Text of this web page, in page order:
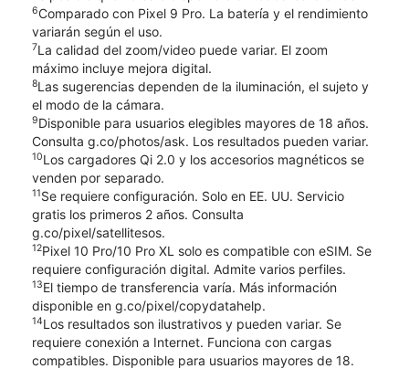
6Comparado con Pixel 9 Pro. La batería y el rendimiento
variarán según el uso.
7La calidad del zoom/video puede variar. El zoom
máximo incluye mejora digital.
8Las sugerencias dependen de la iluminación, el sujeto y
el modo de la cámara.
9Disponible para usuarios elegibles mayores de 18 años.
Consulta g.co/photos/ask. Los resultados pueden variar.
10Los cargadores Qi 2.0 y los accesorios magnéticos se
venden por separado.
11Se requiere configuración. Solo en EE. UU. Servicio
gratis los primeros 2 años. Consulta
g.co/pixel/satellitesos.
12Pixel 10 Pro/10 Pro XL solo es compatible con eSIM. Se
requiere configuración digital. Admite varios perfiles.
13El tiempo de transferencia varía. Más información
disponible en g.co/pixel/copydatahelp.
14Los resultados son ilustrativos y pueden variar. Se
requiere conexión a Internet. Funciona con cargas
compatibles. Disponible para usuarios mayores de 18.